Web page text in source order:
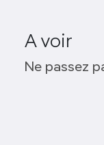
A voir
Ne passez